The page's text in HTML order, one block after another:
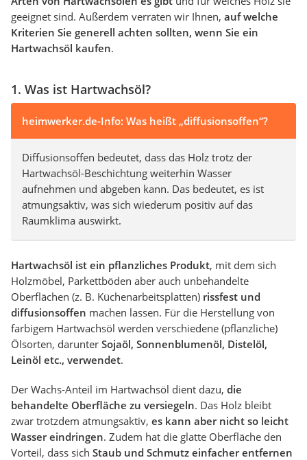
geeignet sind. Außerdem verraten wir Ihnen, auf welche
Kriterien Sie generell achten sollten, wenn Sie ein
Hartwachsöl kaufen.
1. Was ist Hartwachsöl?
heimwerker.de-Info: Was heißt „diffusionsoffen“?
Diffusionsoffen bedeutet, dass das Holz trotz der
Hartwachsöl-Beschichtung weiterhin Wasser
aufnehmen und abgeben kann. Das bedeutet, es ist
atmungsaktiv, was sich wiederum positiv auf das
Raumklima auswirkt.
Hartwachsöl ist ein pflanzliches Produkt, mit dem sich
Holzmöbel, Parkettböden aber auch unbehandelte
Oberflächen (z. B. Küchenarbeitsplatten) rissfest und
diffusionsoffen machen lassen. Für die Herstellung von
farbigem Hartwachsöl werden verschiedene (pflanzliche)
Ölsorten, darunter Sojaöl, Sonnenblumenöl, Distelöl,
Leinöl etc., verwendet.
Der Wachs-Anteil im Hartwachsöl dient dazu, die
behandelte Oberfläche zu versiegeln. Das Holz bleibt
zwar trotzdem atmungsaktiv, es kann aber nicht so leicht
Wasser eindringen. Zudem hat die glatte Oberfläche den
Vorteil, dass sich Staub und Schmutz einfacher entfernen